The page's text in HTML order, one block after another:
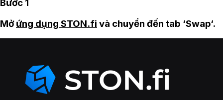
Bước 1
Mởứng dụng STON.fi và chuyển đến tab ‘Swap‘.